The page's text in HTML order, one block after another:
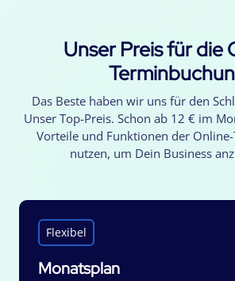
Unser Preis für die
Das Beste haben wir uns für den
Unser Top-Preis. Schon ab 12 € im
Vorteile und Funktionen der
nutzen, um Dein Business
Flexibel
Monatsplan